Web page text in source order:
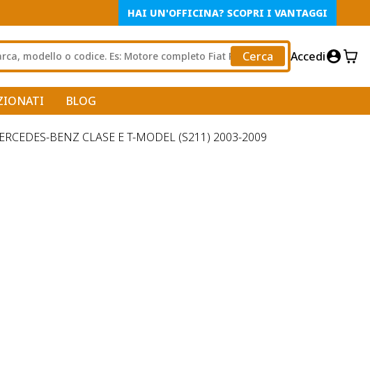
HAI UN'OFFICINA? SCOPRI I VANTAGGI
Cerca Accedi
BLOG
BENZ CLASE E T-MODEL (S211) 2003-2009